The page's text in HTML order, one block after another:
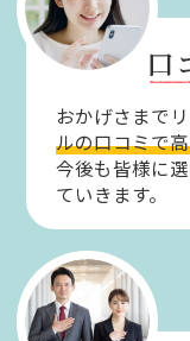
口
おかげさまで
ルの口コミで
今後も皆様に
ていきます。